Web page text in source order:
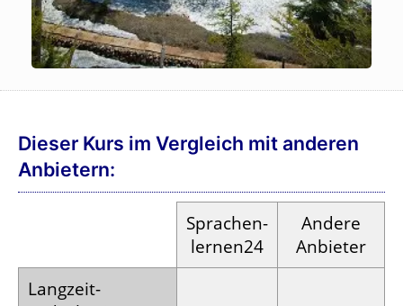
Dieser Kurs im Vergleich mit anderen
Anbietern:
Sprachen­
lernen24
Andere
Anbieter
Langzeit­